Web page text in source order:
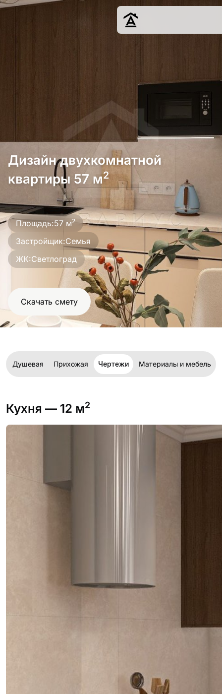
О нас
Контакты
г. Краснодар
8 (861) 945-12-
34
Обсудить
проект
Дизайн двухкомнатной
квартиры 57 м2
Площадь:57 м2
Застройщик:Семья
ЖК:Светлоград
Скачать смету
Душевая Прихожая Чертежи Материалы и мебель
Кухня — 12 м2